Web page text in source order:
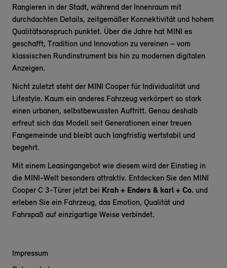
Rangieren in der Stadt, während der Innenraum mit
durchdachten Details, zeitgemäßer Konnektivität und hohem
Qualitätsanspruch punktet. Über die Jahre hat MINI es
geschafft, Tradition und Innovation zu vereinen – vom
klassischen Rundinstrument bis hin zu modernen digitalen
Anzeigen.
Nicht zuletzt steht der MINI Cooper für Individualität und
Lifestyle. Kaum ein anderes Fahrzeug verkörpert so stark
einen urbanen, selbstbewussten Auftritt. Genau deshalb
erfreut sich das Modell seit Generationen einer treuen
Fangemeinde und bleibt auch langfristig wertstabil und
begehrt.
Mit einem Leasingangebot wie diesem wird der Einstieg in
die MINI-Welt besonders attraktiv. Entdecken Sie den MINI
Cooper C 3-Türer jetzt bei Krah + Enders & karl + Co. und
erleben Sie ein Fahrzeug, das Emotion, Qualität und
Fahrspaß auf einzigartige Weise verbindet.
Impressum